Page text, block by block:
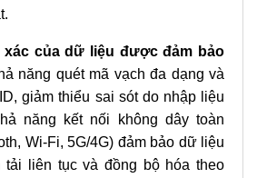
của dữ liệu được đảm bảo
năng quét mã vạch đa dạng và
giảm thiểu sai sót do nhập liệu
năng kết nối không dây toàn
Wi-Fi, 5G/4G) đảm bảo dữ liệu
tải liên tục và đồng bộ hóa theo